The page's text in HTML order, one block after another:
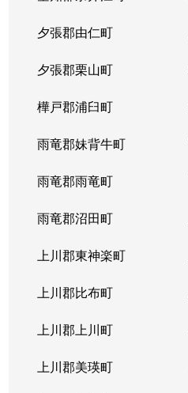
夕張郡由仁町
夕張郡栗山町
樺戸郡浦臼町
雨竜郡妹背牛町
雨竜郡雨竜町
雨竜郡沼田町
上川郡東神楽町
上川郡比布町
上川郡上川町
上川郡美瑛町